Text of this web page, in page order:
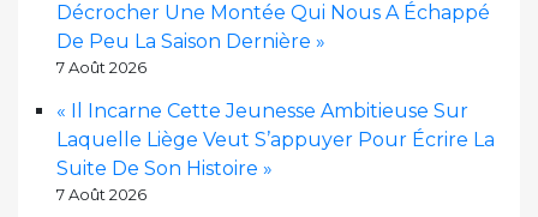
Décrocher Une Montée Qui Nous A Échappé
De Peu La Saison Dernière »
7 Août 2026
« Il Incarne Cette Jeunesse Ambitieuse Sur
Laquelle Liège Veut S’appuyer Pour Écrire La
Suite De Son Histoire »
7 Août 2026